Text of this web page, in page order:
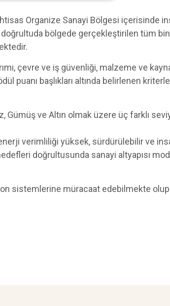
Organize Sanayi Bölgesi içerisinde
bölgede gerçekleştirilen tüm
çevre ve iş güvenliği, malzeme ve
puanı başlıkları altında belirlenen
ve Altın olmak üzere üç farklı
verimliliği yüksek, sürdürülebilir ve
doğrultusunda sanayi altyapısı
sistemlerine müracaat edebilmekte